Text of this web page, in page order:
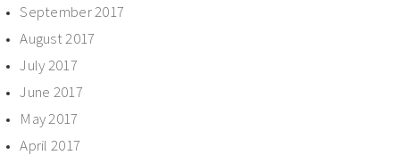
September 2017
August 2017
July 2017
June 2017
May 2017
April 2017